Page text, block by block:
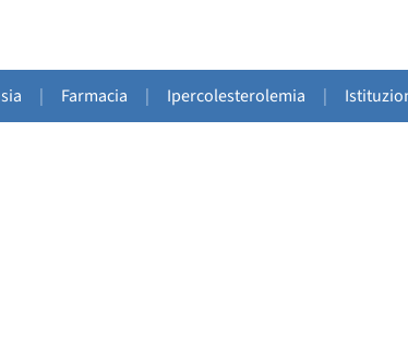
| Farmacia | Ipercolesterolemia |